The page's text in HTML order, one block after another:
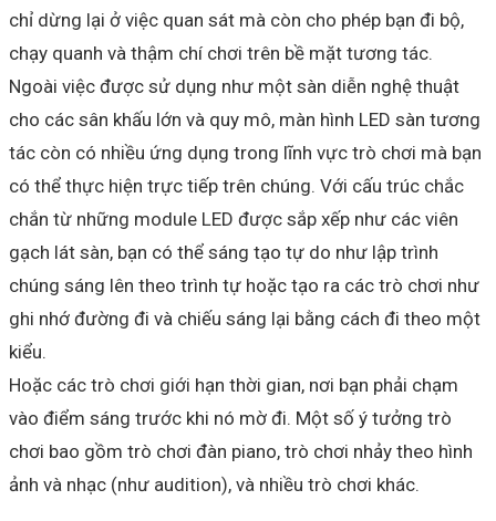
chỉ dừng lại ở việc quan sát mà còn cho phép bạn đi bộ,
chạy quanh và thậm chí chơi trên bề mặt tương tác.
Ngoài việc được sử dụng như một sàn diễn nghệ thuật
cho các sân khấu lớn và quy mô, màn hình LED sàn tương
tác còn có nhiều ứng dụng trong lĩnh vực trò chơi mà bạn
có thể thực hiện trực tiếp trên chúng. Với cấu trúc chắc
chắn từ những module LED được sắp xếp như các viên
gạch lát sàn, bạn có thể sáng tạo tự do như lập trình
chúng sáng lên theo trình tự hoặc tạo ra các trò chơi như
ghi nhớ đường đi và chiếu sáng lại bằng cách đi theo một
kiểu.
Hoặc các trò chơi giới hạn thời gian, nơi bạn phải chạm
vào điểm sáng trước khi nó mờ đi. Một số ý tưởng trò
chơi bao gồm trò chơi đàn piano, trò chơi nhảy theo hình
ảnh và nhạc (như audition), và nhiều trò chơi khác.